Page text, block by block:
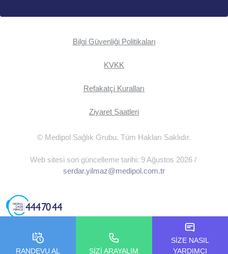
Bilgi Güvenliği Politikaları
KVKK
Refakatçi Kuralları
Ziyaret Saatleri
© Medipol Sağlık Grubu. Tüm Hakları Saklıdır.
Web sitesi son güncelleme tarihi: 9 Ağustos 2026 /
serdar.yilmaz@medipol.com.tr
RANDEVU AL SİZİ ARAYALIM
SİZE NASIL
YARDIMCI